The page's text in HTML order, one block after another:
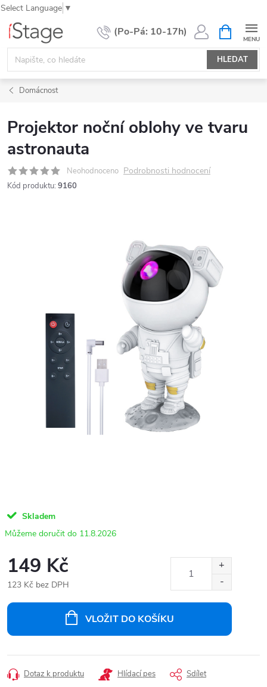
Select Language ▼
Přejít
obsah
HLEDAT
NÁKUPNÍ
KOŠÍK
Domácnost
Projektor noční oblohy ve tvaru
astronauta
Neohodnoceno Podrobnosti hodnocení
Kód produktu: 9160
Skladem
11.8.2026
149 Kč
123 Kč bez DPH
VLOŽIT DO KOŠÍKU
Dotaz k produktu Hlídací pes Sdílet